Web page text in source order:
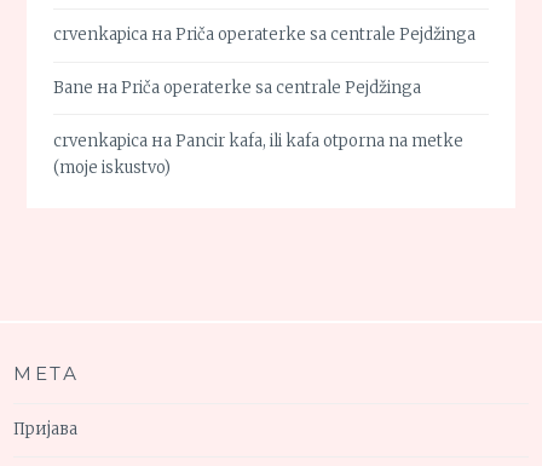
crvenkapica наPriča operaterke sa centrale Pejdžinga
Bane наPriča operaterke sa centrale Pejdžinga
crvenkapica наPancir kafa, ili kafa otporna na metke
(moje iskustvo)
МЕТА
Пријава